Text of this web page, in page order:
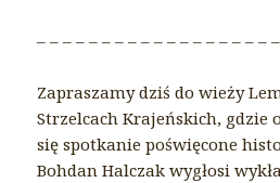
– – – – – – – – – – – – – – – – – –
Zapraszamy dziś do wieży
Strzelcach Krajeńskich, gdzie
się spotkanie poświęcone
Bohdan Halczak wygłosi